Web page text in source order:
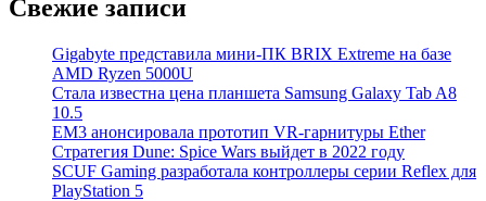
Свежие записи
Gigabyte представила мини-ПК BRIX Extreme на базе
AMD Ryzen 5000U
Стала известна цена планшета Samsung Galaxy Tab A8
10.5
EM3 анонсировала прототип VR-гарнитуры Ether
Стратегия Dune: Spice Wars выйдет в 2022 году
SCUF Gaming разработала контроллеры серии Reflex для
PlayStation 5